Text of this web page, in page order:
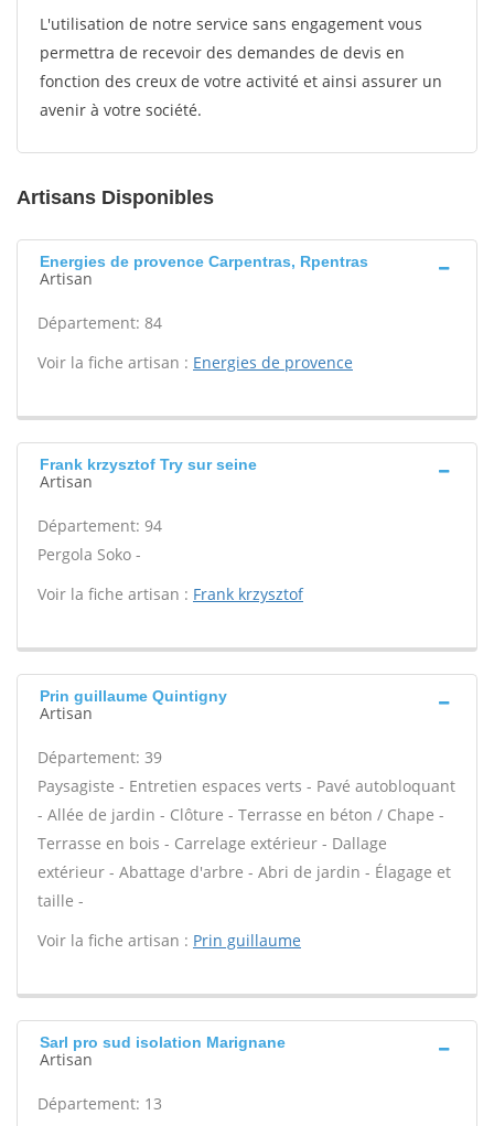
L'utilisation de notre service sans engagement vous
permettra de recevoir des demandes de devis en
fonction des creux de votre activité et ainsi assurer un
avenir à votre société.
Artisans Disponibles
Energies de provence Carpentras, Rpentras
Artisan
Département: 84
Voir la fiche artisan : Energies de provence
Frank krzysztof Try sur seine
Artisan
Département: 94
Pergola Soko -
Voir la fiche artisan : Frank krzysztof
Prin guillaume Quintigny
Artisan
Département: 39
Paysagiste - Entretien espaces verts - Pavé autobloquant
- Allée de jardin - Clôture - Terrasse en béton / Chape -
Terrasse en bois - Carrelage extérieur - Dallage
extérieur - Abattage d'arbre - Abri de jardin - Élagage et
taille -
Voir la fiche artisan : Prin guillaume
Sarl pro sud isolation Marignane
Artisan
Département: 13